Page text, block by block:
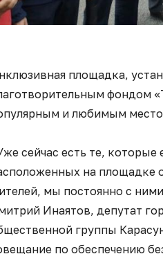
площадка,
фондом
и любимым
сейчас есть те, которые
на площадке
мы постоянно с
Инаятов, депутат
группы
по обеспечению